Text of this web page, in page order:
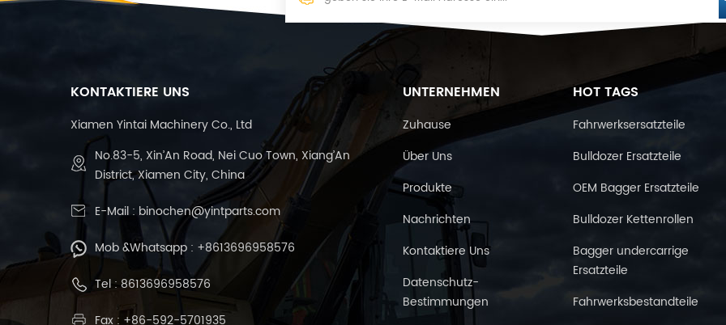
KONTAKTIERE UNS
Xiamen Yintai Machinery Co., Ltd
No.83-5, Xin’An Road, Nei Cuo Town, Xiang’An
District, Xiamen City, China
E-Mail : binochen@yintparts.com
Mob &Whatsapp : +8613696958576
Tel :8613696958576
Fax : +86-592-5701935
UNTERNEHMEN
Zuhause
Über Uns
Produkte
Nachrichten
Kontaktiere Uns
Datenschutz-
Bestimmungen
HOT TAGS
Fahrwerksersatzteile
Bulldozer Ersatzteile
OEM Bagger Ersatzteile
Bulldozer Kettenrollen
Bagger undercarrige
Ersatzteile
Fahrwerksbestandteile